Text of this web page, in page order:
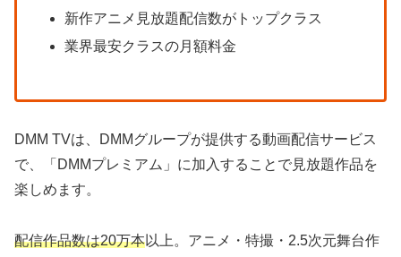
新作アニメ見放題配信数がトップクラス
業界最安クラスの月額料金
DMM TVは、DMMグループが提供する動画配信サービス
で、「DMMプレミアム」に加入することで見放題作品を
楽しめます。
配信作品数は20万本以上。アニメ・特撮・2.5次元舞台作